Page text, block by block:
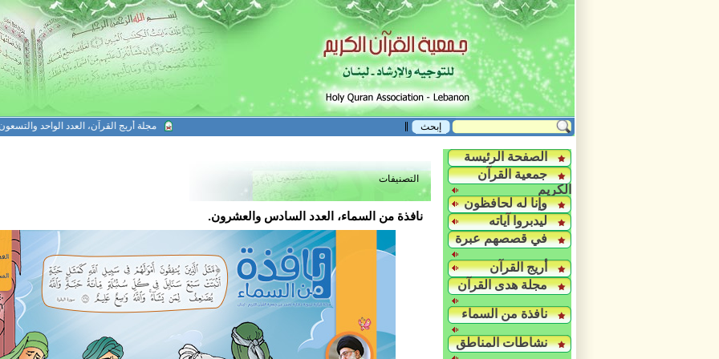
مجلة أريج القرآن، العدد الواحد والتسعون
الصفحة الرئيسة
جمعية القرآن
الكريم
وإنا له لحافظون
ليدبروا آياته
في قصصهم عبرة
أريج القرآن
مجلة هدى القرآن
نافذة من السماء
نشاطات المناطق
التصنيفات
نافذة من السماء، العدد السادس والعشرون.